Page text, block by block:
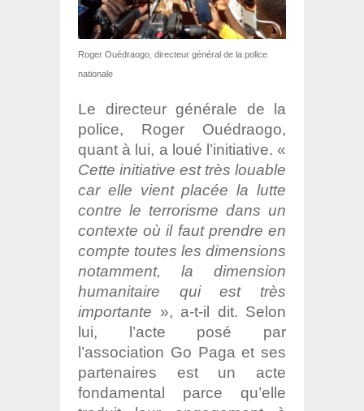
Roger Ouédraogo, directeur général de la police
nationale
Le directeur générale de la
police, Roger Ouédraogo,
quant à lui, a loué l’initiative. «
Cette initiative est très louable
car elle vient placée la lutte
contre le terrorisme dans un
contexte où il faut prendre en
compte toutes les dimensions
notamment, la dimension
humanitaire qui est très
importante », a-t-il dit. Selon
lui, l’acte posé par
l’association Go Paga et ses
partenaires est un acte
fondamental parce qu’elle